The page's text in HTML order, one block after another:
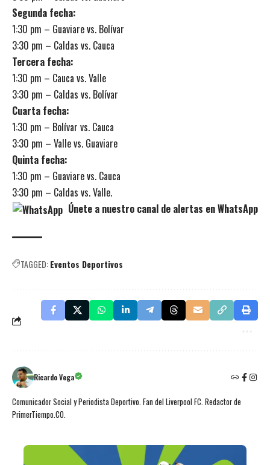
Segunda fecha:
1:30 pm – Guaviare vs. Bolívar
3:30 pm – Caldas vs. Cauca
Tercera fecha:
1:30 pm – Cauca vs. Valle
3:30 pm – Caldas vs. Bolívar
Cuarta fecha:
1:30 pm – Bolívar vs. Cauca
3:30 pm – Valle vs. Guaviare
Quinta fecha:
1:30 pm – Guaviare vs. Cauca
3:30 pm – Caldas vs. Valle.
Únete a nuestro canal de alertas en WhatsApp
TAGGED:Eventos Deportivos
Ricardo Vega
Comunicador Social y Periodista Deportivo. Fan del Liverpool FC. Redactor de
PrimerTiempo.CO.